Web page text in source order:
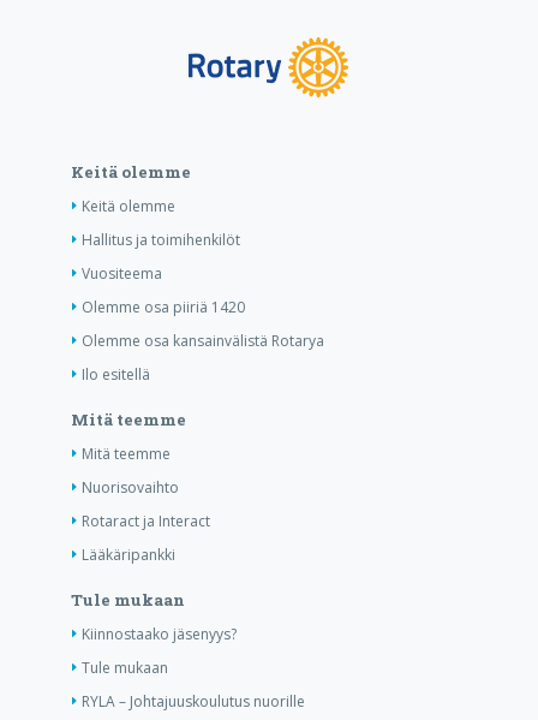
Keitä olemme
Keitä olemme
Hallitus ja toimihenkilöt
Vuositeema
Olemme osa piiriä 1420
Olemme osa kansainvälistä Rotarya
Ilo esitellä
Mitä teemme
Mitä teemme
Nuorisovaihto
Rotaract ja Interact
Lääkäripankki
Tule mukaan
Kiinnostaako jäsenyys?
Tule mukaan
RYLA – Johtajuuskoulutus nuorille